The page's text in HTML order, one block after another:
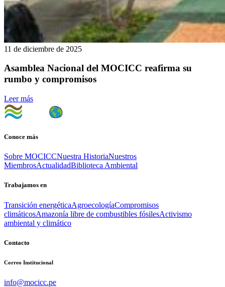
11 de diciembre de 2025
Asamblea Nacional del MOCICC reafirma su
rumbo y compromisos
Leer más
Conoce más
Sobre MOCICCNuestra HistoriaNuestros
MiembrosActualidadBiblioteca Ambiental
Trabajamos en
Transición energéticaAgroecologíaCompromisos
climáticosAmazonía libre de combustibles fósilesActivismo
ambiental y climático
Contacto
Correo Institucional
info@mocicc.pe